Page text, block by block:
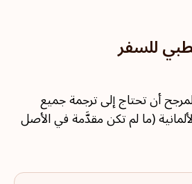
للسفر
أن تحتاج إلى ترجمة جميع
(ما لم تكن مقدَّمة في الأصل